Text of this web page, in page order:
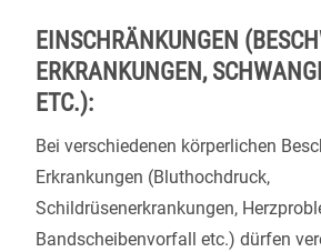
EINSCHRÄNKUNGEN
ERKRANKUNGEN,
ETC.):
Bei verschiedenen körperlichen
Erkrankungen (Bluthochdruck,
Schildrüsenerkrankungen,
Bandscheibenvorfall etc.) dürfen